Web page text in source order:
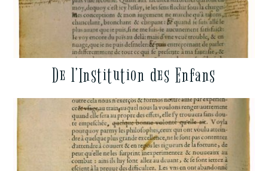
De l’Institution des Enfans